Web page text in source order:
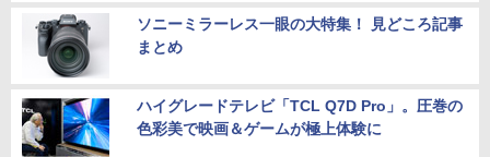
ソニーミラーレス一眼の大特集！ 見どころ記事
まとめ
ハイグレードテレビ「TCL Q7D Pro」。圧巻の
色彩美で映画＆ゲームが極上体験に